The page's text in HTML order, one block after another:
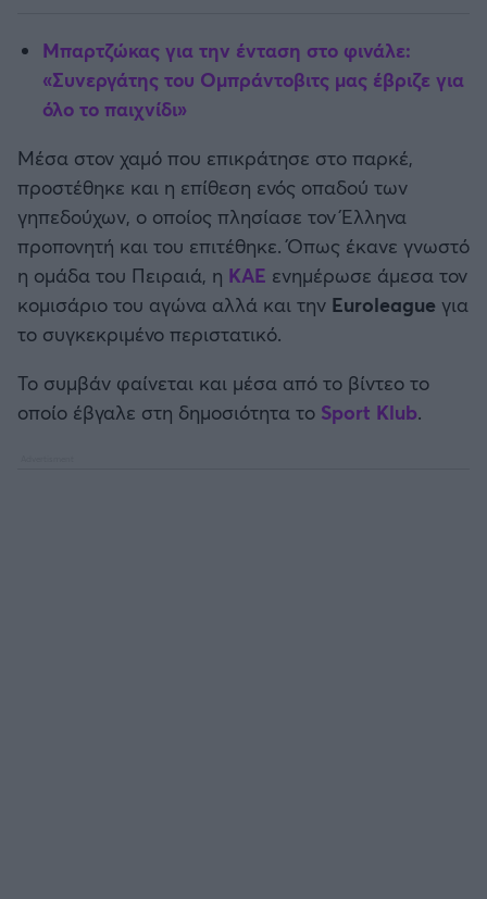
Μπαρτζώκας για την ένταση στο φινάλε:
«Συνεργάτης του Ομπράντοβιτς μας έβριζε για
όλο το παιχνίδι»
Μέσα στον χαμό που επικράτησε στο παρκέ,
προστέθηκε και η επίθεση ενός οπαδού των
γηπεδούχων, ο οποίος πλησίασε τον Έλληνα
προπονητή και του επιτέθηκε. Όπως έκανε γνωστό
η ομάδα του Πειραιά, η ΚΑΕ ενημέρωσε άμεσα τον
κομισάριο του αγώνα αλλά και την Euroleague για
το συγκεκριμένο περιστατικό.
Το συμβάν φαίνεται και μέσα από το βίντεο το
οποίο έβγαλε στη δημοσιότητα το Sport Klub.